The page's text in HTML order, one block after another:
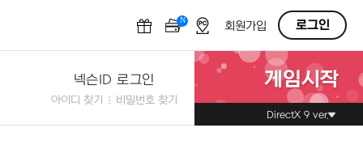
N OFF회원가입 로그인
넥슨ID 로그인
아이디 찾기 비밀번호 찾기
게임시작
DirectX 9 ver.